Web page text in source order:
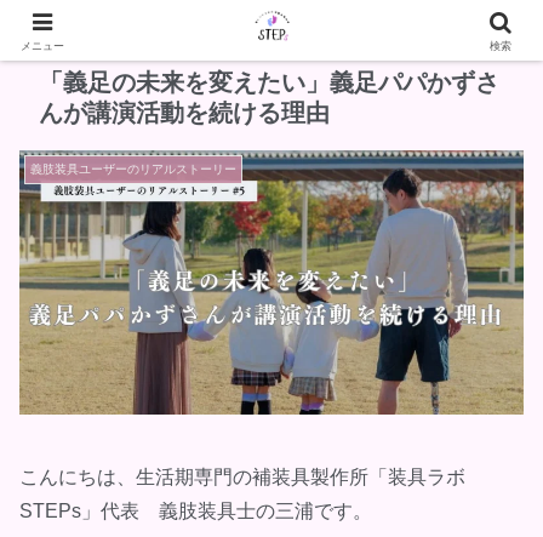
「義足の未来を変えたい」義足パパかずさ
んが講演活動を続ける理由
義肢装具ユーザーのリアルストーリー
こんにちは、生活期専門の補装具製作所「装具ラボ
STEPs」代表 義肢装具士の三浦です。
メニュー 検索